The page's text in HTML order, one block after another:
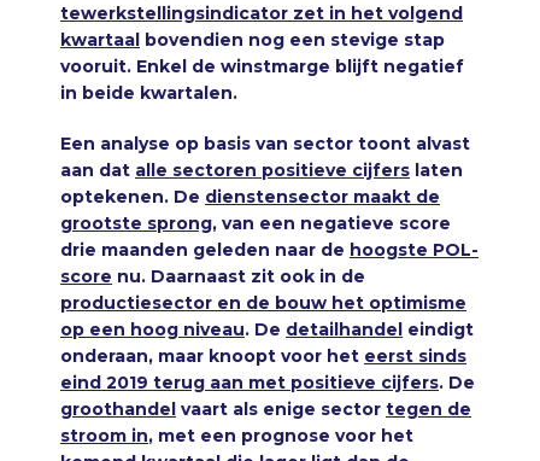
tewerkstellingsindicator zet in het volgend
kwartaal bovendien nog een stevige stap
vooruit. Enkel de winstmarge blijft negatief
in beide kwartalen.
Een analyse op basis van sector toont alvast
aan dat alle sectoren positieve cijfers laten
optekenen. De dienstensector maakt de
grootste sprong, van een negatieve score
drie maanden geleden naar de hoogste POL-
score nu. Daarnaast zit ook in de
productiesector en de bouw het optimisme
op een hoog niveau. De detailhandel eindigt
onderaan, maar knoopt voor het eerst sinds
eind 2019 terug aan met positieve cijfers. De
groothandel vaart als enige sector tegen de
stroom in, met een prognose voor het